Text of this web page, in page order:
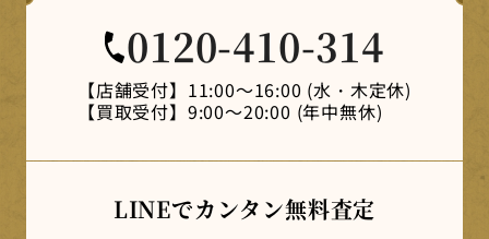
0120-410-314
【店舗受付】 11:00～16:00 (水・木定休)
【買取受付】 9:00～20:00 (年中無休)
LINEでカンタン無料査定